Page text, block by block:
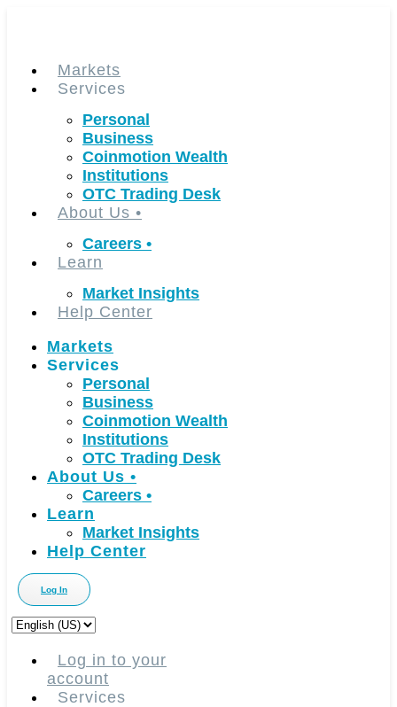
Markets
Services
Personal
Business
Coinmotion Wealth
Institutions
OTC Trading Desk
About Us •
Careers •
Learn
Market Insights
Help Center
Markets
Services
Personal
Business
Coinmotion Wealth
Institutions
OTC Trading Desk
About Us •
Careers •
Learn
Market Insights
Help Center
Log In
Choose
languageLog in to your
account
Services